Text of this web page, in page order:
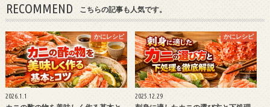
RECOMMEND こちらの記事も人気です。
かにレシピ
2026.1.1
かにレシピ
2025.12.29